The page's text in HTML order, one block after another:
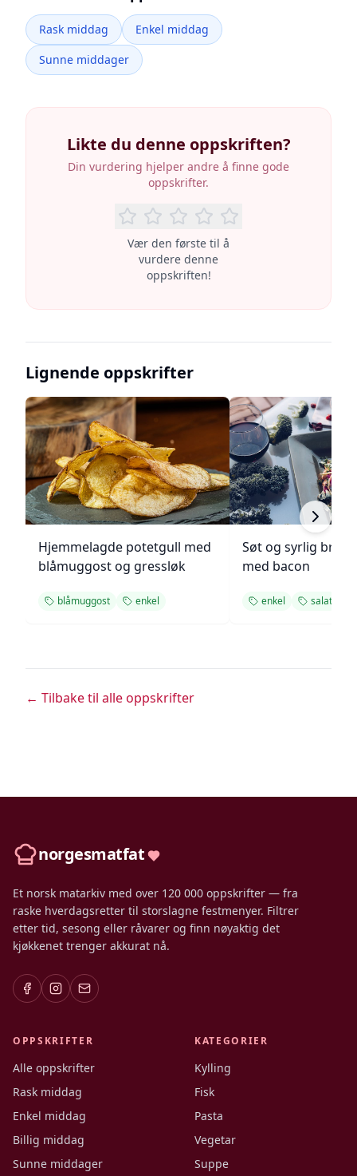
Rask middag
Enkel middag
Sunne middager
Likte du denne oppskriften?
Din vurdering hjelper andre å finne gode
oppskrifter.
Vær den første til å
vurdere denne
oppskriften!
Lignende oppskrifter
Hjemmelagde potetgull med
blåmuggost og gressløk
blåmuggost enkel
Søt og syrlig
med bacon
enkel salat
← Tilbake til alle oppskrifter
norgesmatfat
Et norsk matarkiv med over 120 000 oppskrifter — fra
raske hverdagsretter til storslagne festmenyer. Filtrer
etter tid, sesong eller råvarer og finn nøyaktig det
kjøkkenet trenger akkurat nå.
OPPSKRIFTER
Alle oppskrifter
Rask middag
Enkel middag
Billig middag
Sunne middager
KATEGORIER
Kylling
Fisk
Pasta
Vegetar
Suppe